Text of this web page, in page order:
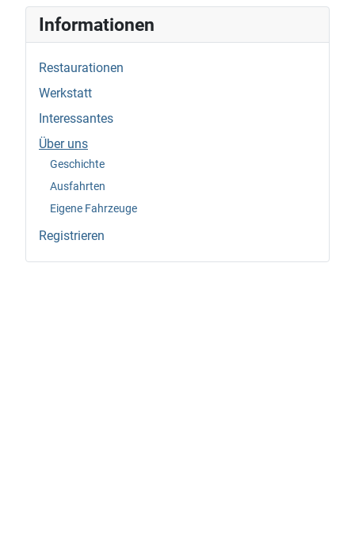
Informationen
Restaurationen
Werkstatt
Interessantes
Über uns
Geschichte
Ausfahrten
Eigene Fahrzeuge
Registrieren